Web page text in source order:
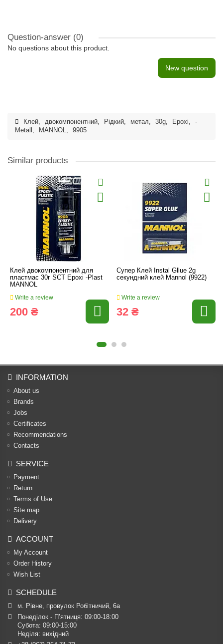
Question-answer (0)
No questions about this product.
New question
Клей, двокомпонентний, Рідкий, метал, 30g, Epoxi,
-
Metall , MANNOL, 9905
Similar products
Клей двокомпонентний для
пластмас 30г SCT Epoxi -Plast
MANNOL
Write a review
200 ₴
Супер Клей Instal Gllue 2g
секундний клей Mannol (9922)
Write a review
32 ₴
INFORMATION
About us
Brands
Jobs
Certificates
Recommendations
Contacts
SERVICE
Payment
Return
Terms of Use
Site map
Delivery
ACCOUNT
My Account
Order History
Wish List
SCHEDULE
м. Рівне, провулок Робітничий, 6а
Понеділок - П’ятниця: 09:00-18:00
Субота: 09:00-15:00
Неділя: вихідний